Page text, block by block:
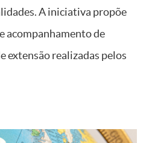
A iniciativa propõe
acompanhamento de
extensão realizadas pelos